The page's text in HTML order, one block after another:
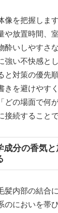
像を把握しま
や放置時間、
酔いしやすさ
強い不快感と
と対策の優先
きを避けやすく
どの場面で何
接続することで
成分の香気
髪内部の結合
のにおいを帯